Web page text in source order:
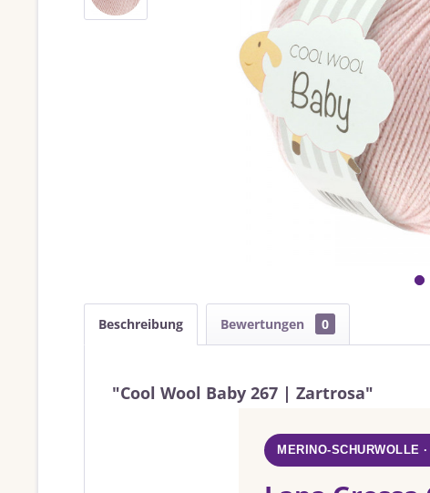
Beschreibung Bewertungen 0
"Cool Wool Baby 267 | Zartrosa"
MERINO-SCHURWOLLE